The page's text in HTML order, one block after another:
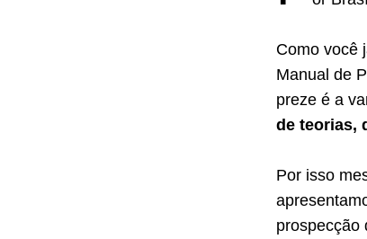
Como você
Manual de
preze é a
de teorias,
Por isso
prospecção